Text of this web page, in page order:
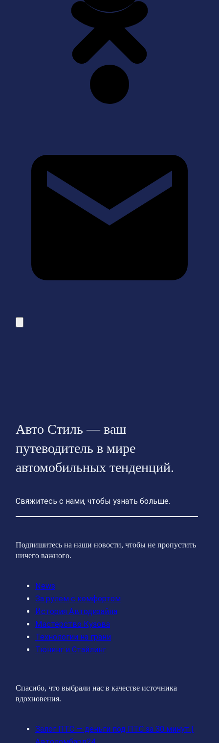
Авто Стиль — ваш
путеводитель в мире
автомобильных тенденций.
Свяжитесь с нами, чтобы узнать больше.
Подпишитесь на наши новости, чтобы не пропустить
ничего важного.
News
За рулем с комфортом
История Автодизайна
Мастерство Кузова
Технологии на грани
Тюнинг и Стайлинг
Спасибо, что выбрали нас в качестве источника
вдохновения.
Залог ПТС — деньги под ПТС за 30 минут |